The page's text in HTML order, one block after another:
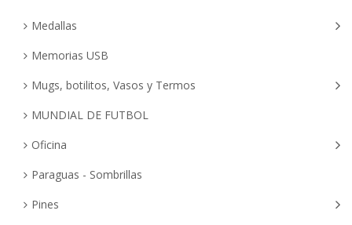
Medallas
Memorias USB
Mugs, botilitos, Vasos y Termos
MUNDIAL DE FUTBOL
Oficina
Paraguas - Sombrillas
Pines